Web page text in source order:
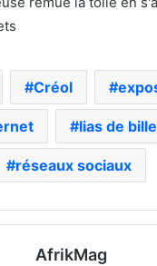
Créol
lias de
réseaux sociaux
AfrikMag